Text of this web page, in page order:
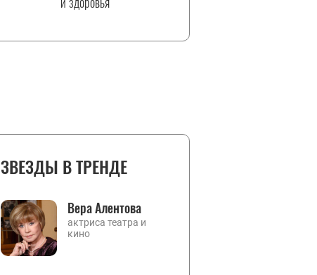
ЗВЕЗДЫ В ТРЕНДЕ
Вера Алентова
актриса театра и
кино